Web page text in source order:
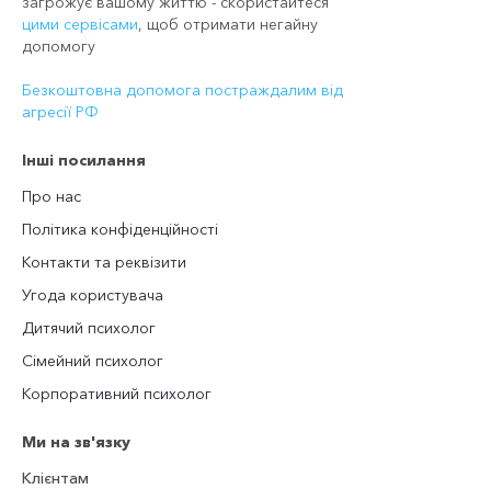
цими сервісами, щоб отримати негайну
допомогу
Безкоштовна допомога постраждалим від
агресії РФ
Інші посилання
Про нас
Політика конфіденційності
Контакти та реквізити
Угода користувача
Дитячий психолог
Сімейний психолог
Корпоративний психолог
Ми на зв'язку
Клієнтам